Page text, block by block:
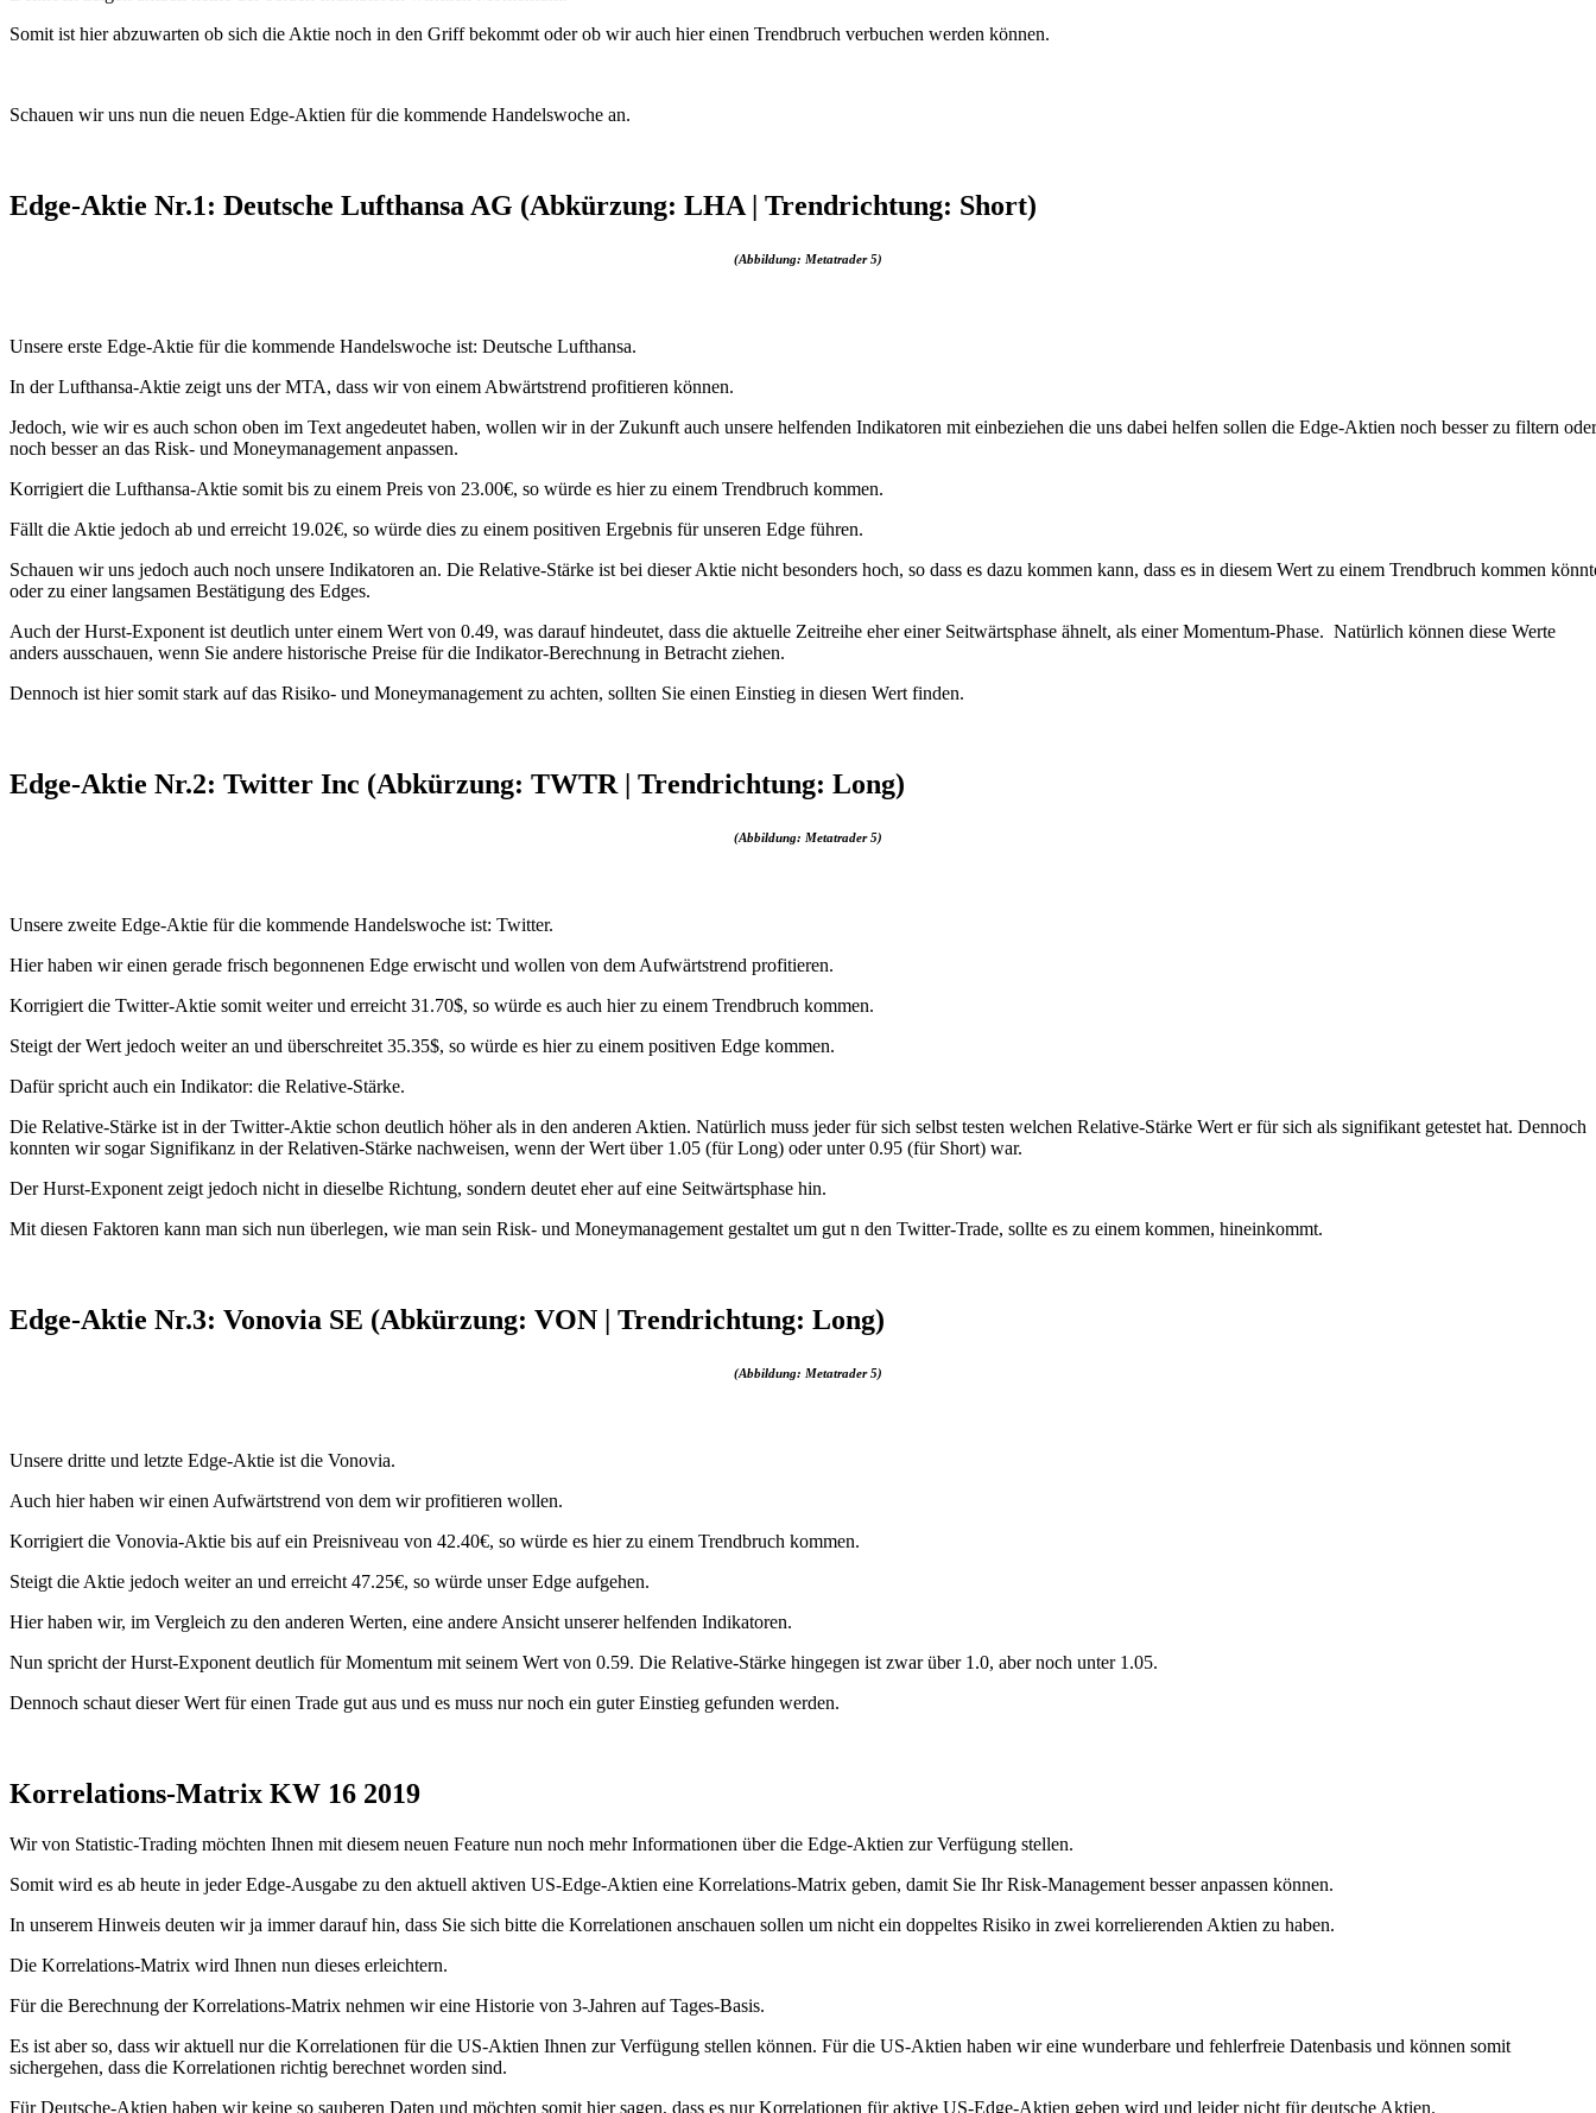
Somit ist hier abzuwarten ob sich die Aktie noch in den Griff bekommt oder ob wir auch hier einen Trendbruch verbuchen werden können.
Schauen wir uns nun die neuen Edge-Aktien für die kommende Handelswoche an.
Edge-Aktie Nr.1: Deutsche Lufthansa AG (Abkürzung: LHA | Trendrichtung: Short)
(Abbildung: Metatrader 5)
Unsere erste Edge-Aktie für die kommende Handelswoche ist: Deutsche Lufthansa.
In der Lufthansa-Aktie zeigt uns der MTA, dass wir von einem Abwärtstrend profitieren können.
Jedoch, wie wir es auch schon oben im Text angedeutet haben, wollen wir in der Zukunft auch unsere helfenden Indikatoren mit einbeziehen die uns dabei helfen sollen die Edge-Aktien noch besser zu filtern oder
noch besser an das Risk- und Moneymanagement anpassen.
Korrigiert die Lufthansa-Aktie somit bis zu einem Preis von 23.00€, so würde es hier zu einem Trendbruch kommen.
Fällt die Aktie jedoch ab und erreicht 19.02€, so würde dies zu einem positiven Ergebnis für unseren Edge führen.
Schauen wir uns jedoch auch noch unsere Indikatoren an. Die Relative-Stärke ist bei dieser Aktie nicht besonders hoch, so dass es dazu kommen kann, dass es in diesem Wert zu einem Trendbruch kommen
oder zu einer langsamen Bestätigung des Edges.
Auch der Hurst-Exponent ist deutlich unter einem Wert von 0.49, was darauf hindeutet, dass die aktuelle Zeitreihe eher einer Seitwärtsphase ähnelt, als einer Momentum-Phase. Natürlich können diese Werte
anders ausschauen, wenn Sie andere historische Preise für die Indikator-Berechnung in Betracht ziehen.
Dennoch ist hier somit stark auf das Risiko- und Moneymanagement zu achten, sollten Sie einen Einstieg in diesen Wert finden.
Edge-Aktie Nr.2: Twitter Inc (Abkürzung: TWTR | Trendrichtung: Long)
(Abbildung: Metatrader 5)
Unsere zweite Edge-Aktie für die kommende Handelswoche ist: Twitter.
Hier haben wir einen gerade frisch begonnenen Edge erwischt und wollen von dem Aufwärtstrend profitieren.
Korrigiert die Twitter-Aktie somit weiter und erreicht 31.70$, so würde es auch hier zu einem Trendbruch kommen.
Steigt der Wert jedoch weiter an und überschreitet 35.35$, so würde es hier zu einem positiven Edge kommen.
Dafür spricht auch ein Indikator: die Relative-Stärke.
Die Relative-Stärke ist in der Twitter-Aktie schon deutlich höher als in den anderen Aktien. Natürlich muss jeder für sich selbst testen welchen Relative-Stärke Wert er für sich als signifikant getestet hat. Dennoch
konnten wir sogar Signifikanz in der Relativen-Stärke nachweisen, wenn der Wert über 1.05 (für Long) oder unter 0.95 (für Short) war.
Der Hurst-Exponent zeigt jedoch nicht in dieselbe Richtung, sondern deutet eher auf eine Seitwärtsphase hin.
Mit diesen Faktoren kann man sich nun überlegen, wie man sein Risk- und Moneymanagement gestaltet um gut n den Twitter-Trade, sollte es zu einem kommen, hineinkommt.
Edge-Aktie Nr.3: Vonovia SE (Abkürzung: VON | Trendrichtung: Long)
(Abbildung: Metatrader 5)
Unsere dritte und letzte Edge-Aktie ist die Vonovia.
Auch hier haben wir einen Aufwärtstrend von dem wir profitieren wollen.
Korrigiert die Vonovia-Aktie bis auf ein Preisniveau von 42.40€, so würde es hier zu einem Trendbruch kommen.
Steigt die Aktie jedoch weiter an und erreicht 47.25€, so würde unser Edge aufgehen.
Hier haben wir, im Vergleich zu den anderen Werten, eine andere Ansicht unserer helfenden Indikatoren.
Nun spricht der Hurst-Exponent deutlich für Momentum mit seinem Wert von 0.59. Die Relative-Stärke hingegen ist zwar über 1.0, aber noch unter 1.05.
Dennoch schaut dieser Wert für einen Trade gut aus und es muss nur noch ein guter Einstieg gefunden werden.
Korrelations-Matrix KW 16 2019
Wir von Statistic-Trading möchten Ihnen mit diesem neuen Feature nun noch mehr Informationen über die Edge-Aktien zur Verfügung stellen.
Somit wird es ab heute in jeder Edge-Ausgabe zu den aktuell aktiven US-Edge-Aktien eine Korrelations-Matrix geben, damit Sie Ihr Risk-Management besser anpassen können.
In unserem Hinweis deuten wir ja immer darauf hin, dass Sie sich bitte die Korrelationen anschauen sollen um nicht ein doppeltes Risiko in zwei korrelierenden Aktien zu haben.
Die Korrelations-Matrix wird Ihnen nun dieses erleichtern.
Für die Berechnung der Korrelations-Matrix nehmen wir eine Historie von 3-Jahren auf Tages-Basis.
Es ist aber so, dass wir aktuell nur die Korrelationen für die US-Aktien Ihnen zur Verfügung stellen können. Für die US-Aktien haben wir eine wunderbare und fehlerfreie Datenbasis und können somit
sichergehen, dass die Korrelationen richtig berechnet worden sind.
Für Deutsche-Aktien haben wir keine so sauberen Daten und möchten somit hier sagen, dass es nur Korrelationen für aktive US-Edge-Aktien geben wird und leider nicht für deutsche Aktien.